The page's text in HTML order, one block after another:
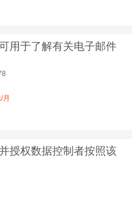
用于了解有关电子邮件
息？
月
授权数据控制者按照该